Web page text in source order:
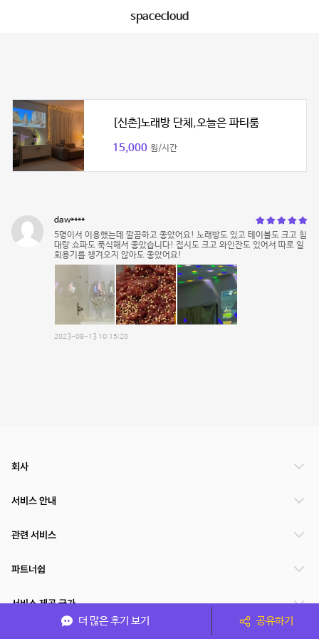
spacecloud
[신촌]노래방 단체,오늘은 파티룸
15,000 원/시간
daw****
5명이서 이용했는데 깔끔하고 좋았어요! 노래방도 있고 테이블도 크고 침
대랑 쇼파도 푹식해서 좋았습니다! 접시도 크고 와인잔도 있어서 따로 일
회용기를 챙겨오지 않아도 좋았어요!
2023-08-13 10:15:20
더 많은 후기 보기 공유하기
회사
서비스 안내
관련 서비스
파트너쉽
서비스 제공 국가